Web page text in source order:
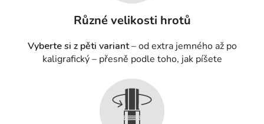
Různé velikosti hrotů
Vyberte si z pěti variant– od extra jemného až po
kaligrafický – přesně podle toho, jak píšete